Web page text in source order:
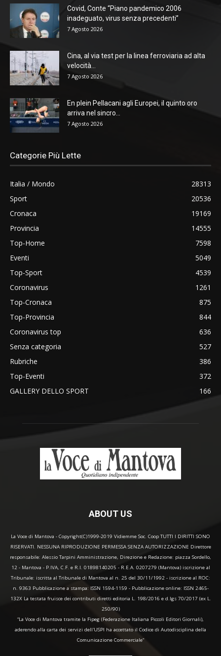
Covid, Conte “Piano pandemico 2006
inadeguato, virus senza precedenti”
7 Agosto 2026
Cina, al via test per la linea ferroviaria ad alta
velocità...
7 Agosto 2026
En plein Pellacani agli Europei, il quinto oro
arriva nel sincro...
7 Agosto 2026
Categorie Più Lette
Italia / Mondo
28313
Sport
20536
Cronaca
19169
Provincia
14555
Top-Home
7598
Eventi
5049
Top-Sport
4539
Coronavirus
1261
Top-Cronaca
875
Top-Provincia
844
Coronavirus top
636
Senza categoria
527
Rubriche
386
Top-Eventi
372
GALLERY DELLO SPORT
166
ABOUT US
La Voce di Mantova - Copyright(C)1999-2019 Vidiemme Soc. Coop TUTTI I DIRITTI SONO
RISERVATI. NESSUNA RIPRODUZIONE PERMESSA SENZA AUTORIZZAZIONE Direttore
responsabile: Alessio Tarpini Amministrazione, Direzione e Redazione: piazza Sordello,
12 - Mantova - P.IVA, C.F. e R.I. 01898140205 - R.E.A. 0207279 (Mantova) iscrizione al
Tribunale: iscritta al Tribunale di Mantova al n. 25 del 30/11/1992 - iscrizione al ROC:
n. 9363 Pubblicazione a stampa: ISSN 1594-1159 - Pubblicazione online: ISSN 2465-
132X La testata fruisce dei contributi diretti editoria L. 198/2016 e d.lgs 70/2017 (ex L.
250/90)
“La Voce di Mantova tramite la Fipeg (Federazione Italiana Piccoli Editori Giornali),
aderendo alla carta dei servizi dell'USPI ha accettato il Codice di Autodisciplina della
Comunicazione Commerciale"